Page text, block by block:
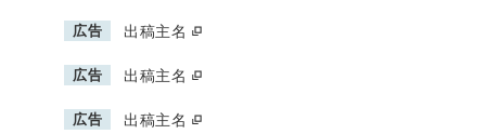
広告 出稿主名
広告 出稿主名
広告 出稿主名